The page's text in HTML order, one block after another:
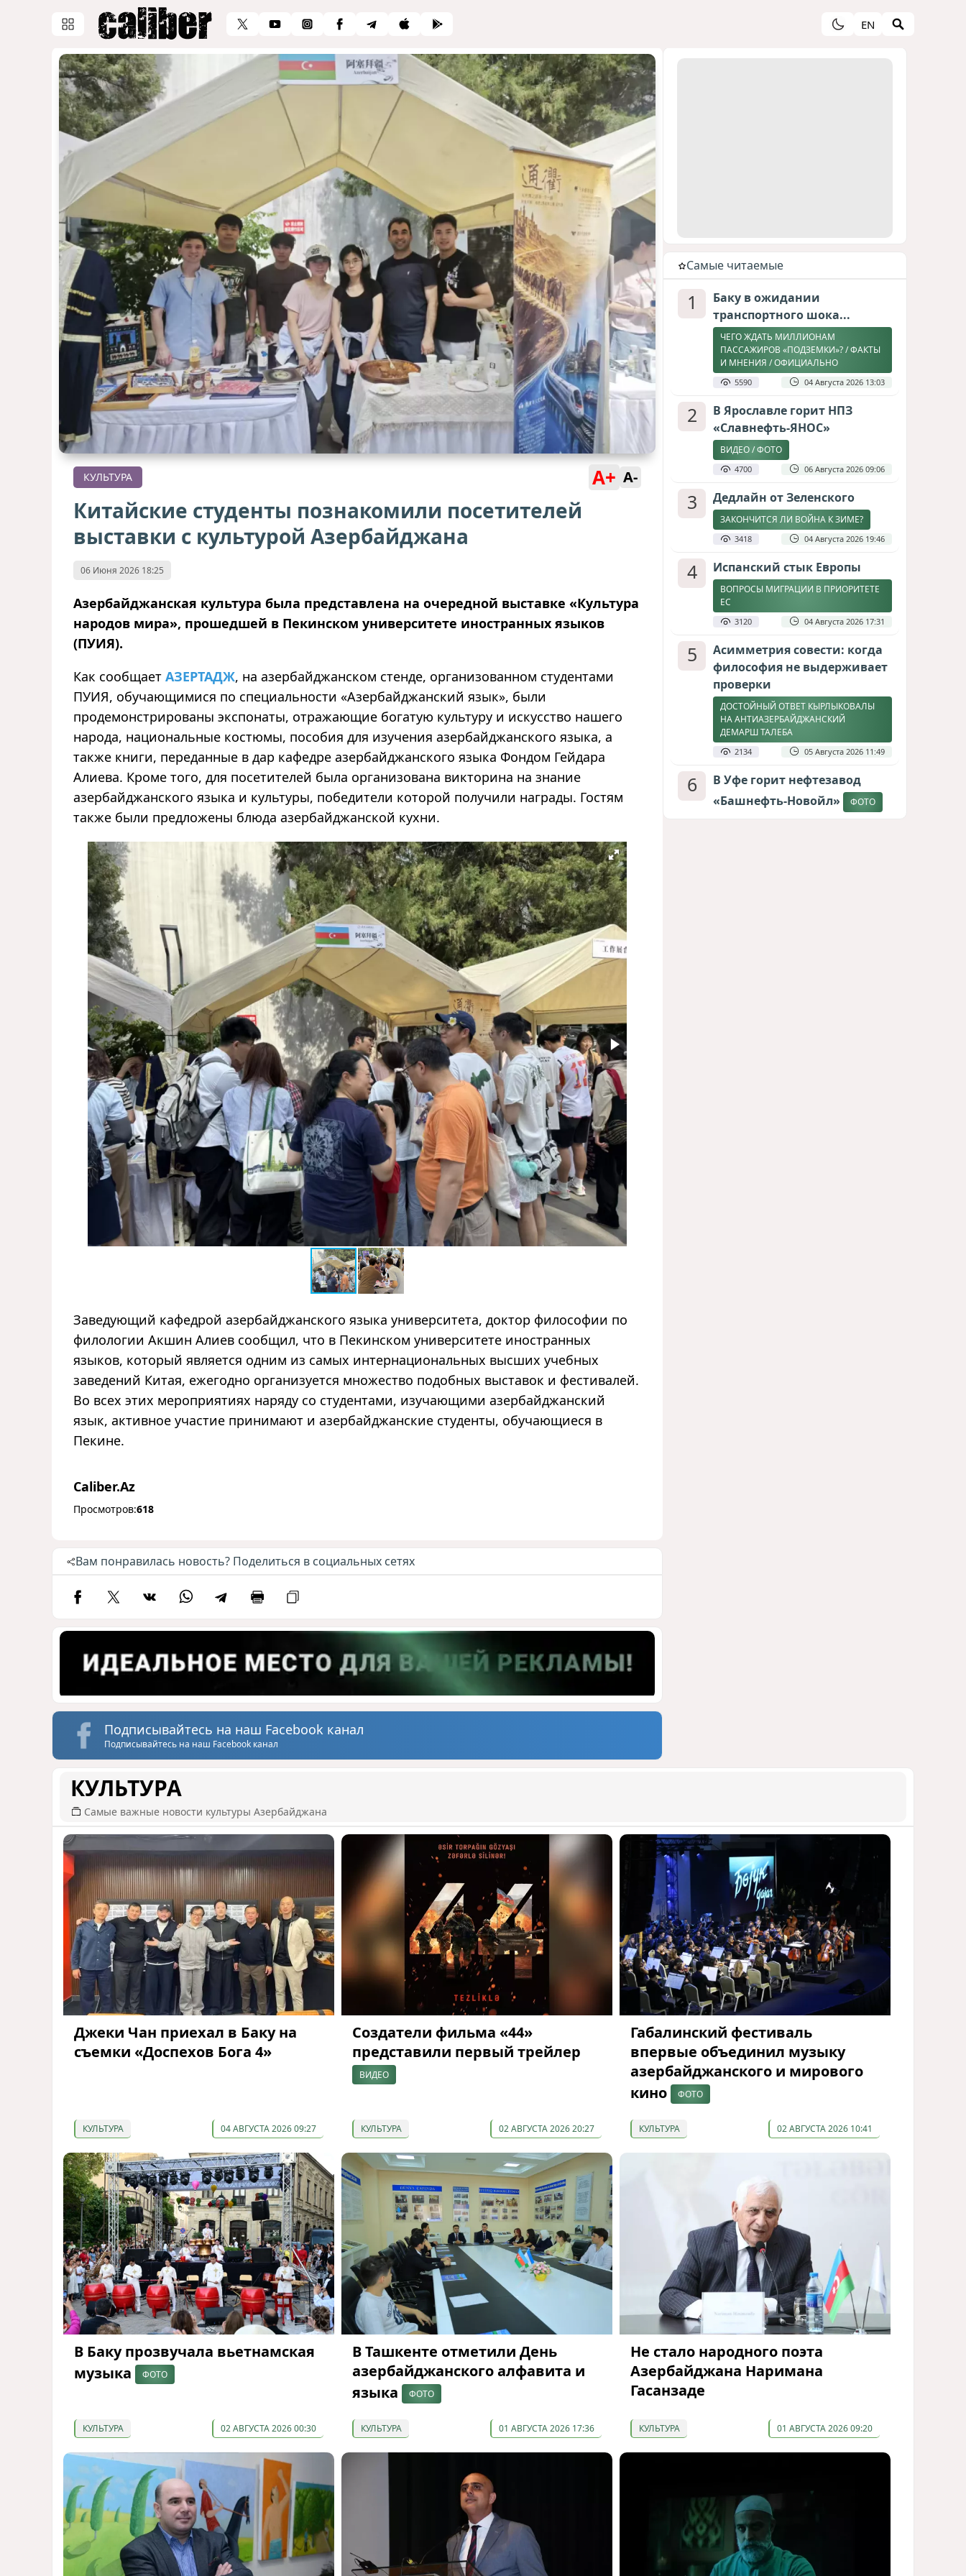
EN
КУЛЬТУРА A+ A-
Китайские студенты познакомили посетителей
выставки с культурой Азербайджана
06 Июня 2026 18:25
Азербайджанская культура была представлена на очередной выставке «Культура
народов мира», прошедшей в Пекинском университете иностранных языков
(ПУИЯ).
Как сообщает АЗЕРТАДЖ, на азербайджанском стенде, организованном студентами
ПУИЯ, обучающимися по специальности «Азербайджанский язык», были
продемонстрированы экспонаты, отражающие богатую культуру и искусство нашего
народа, национальные костюмы, пособия для изучения азербайджанского языка, а
также книги, переданные в дар кафедре азербайджанского языка Фондом Гейдара
Алиева. Кроме того, для посетителей была организована викторина на знание
азербайджанского языка и культуры, победители которой получили награды. Гостям
также были предложены блюда азербайджанской кухни.
Заведующий кафедрой азербайджанского языка университета, доктор философии по
филологии Акшин Алиев сообщил, что в Пекинском университете иностранных
языков, который является одним из самых интернациональных высших учебных
заведений Китая, ежегодно организуется множество подобных выставок и фестивалей.
Во всех этих мероприятиях наряду со студентами, изучающими азербайджанский
язык, активное участие принимают и азербайджанские студенты, обучающиеся в
Пекине.
Caliber.Az
Просмотров:618
Вам понравилась новость? Поделиться в социальных сетях
Подписывайтесь на наш Facebook канал
Подписывайтесь на наш Facebook канал
Cамые читаемые
1
Баку в ожидании
транспортного шока...
ЧЕГО ЖДАТЬ МИЛЛИОНАМ
ПАССАЖИРОВ «ПОДЗЕМКИ»? / ФАКТЫ
И МНЕНИЯ / ОФИЦИАЛЬНО
5590 04 Августа 2026 13:03
2
В Ярославле горит НПЗ
«Славнефть-ЯНОС»
ВИДЕО / ФОТО
4700 06 Августа 2026 09:06
3 Дедлайн от Зеленского
ЗАКОНЧИТСЯ ЛИ ВОЙНА К ЗИМЕ?
3418 04 Августа 2026 19:46
4 Испанский стык Европы
ВОПРОСЫ МИГРАЦИИ В ПРИОРИТЕТЕ
ЕС
3120 04 Августа 2026 17:31
5
Асимметрия совести: когда
философия не выдерживает
проверки
ДОСТОЙНЫЙ ОТВЕТ КЫРЛЫКОВАЛЫ
НА АНТИАЗЕРБАЙДЖАНСКИЙ
ДЕМАРШ ТАЛЕБА
2134 05 Августа 2026 11:49
6
В Уфе горит нефтезавод
«Башнефть-Новойл»
ФОТО
КУЛЬТУРА
Самые важные новости культуры Азербайджана
Джеки Чан приехал в Баку на
съемки «Доспехов Бога 4»
КУЛЬТУРА 04 АВГУСТА 2026 09:27
Создатели фильма «44»
представили первый трейлер
ВИДЕО
КУЛЬТУРА 02 АВГУСТА 2026 20:27
Габалинский фестиваль
впервые объединил музыку
азербайджанского и мирового
кино
ФОТО
КУЛЬТУРА 02 АВГУСТА 2026 10:41
В Баку прозвучала вьетнамская
музыка
ФОТО
КУЛЬТУРА 02 АВГУСТА 2026 00:30
В Ташкенте отметили День
азербайджанского алфавита и
языка
ФОТО
КУЛЬТУРА 01 АВГУСТА 2026 17:36
Не стало народного поэта
Азербайджана Наримана
Гасанзаде
КУЛЬТУРА 01 АВГУСТА 2026 09:20